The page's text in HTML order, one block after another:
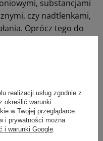
substancjami
czy nadtlenkami,
Oprócz tego do
Całość musi przejść
alkoholowe są
preparatów
o ich skuteczności
powodować
realizacji usług zgodnie z
określić warunki
w Twojej przeglądarce.
i prywatności można
i warunki Google.